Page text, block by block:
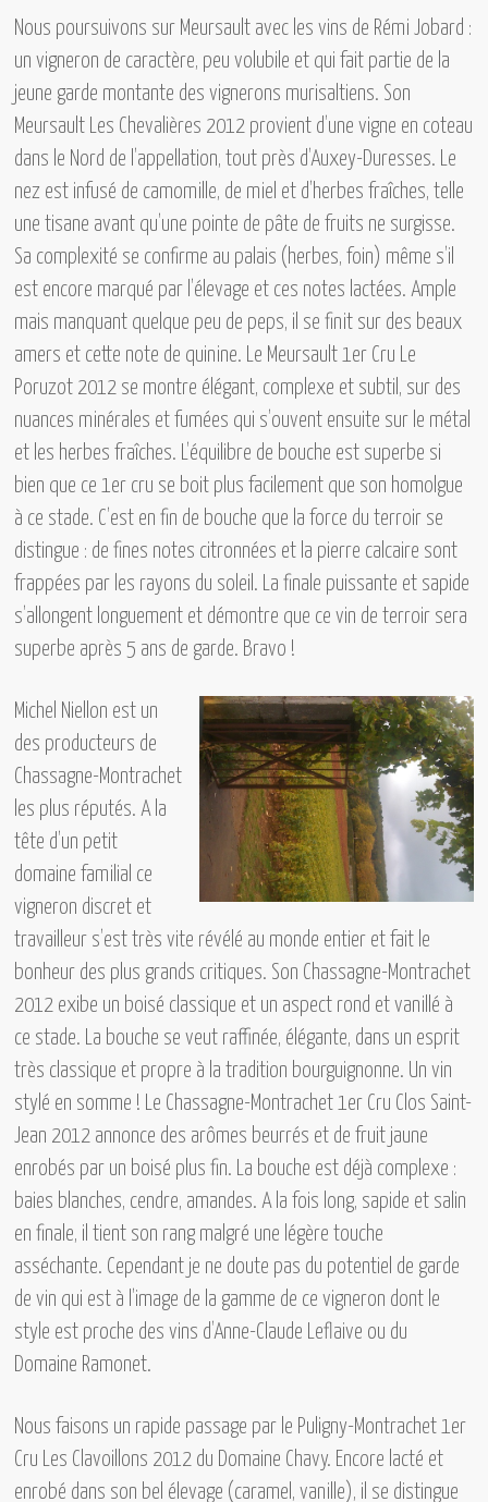
Nous poursuivons sur Meursault avec les vins de Rémi Jobard :
un vigneron de caractère, peu volubile et qui fait partie de la
jeune garde montante des vignerons murisaltiens. Son
Meursault Les Chevalières 2012 provient d’une vigne en coteau
dans le Nord de l’appellation, tout près d’Auxey-Duresses. Le
nez est infusé de camomille, de miel et d’herbes fraîches, telle
une tisane avant qu’une pointe de pâte de fruits ne surgisse.
Sa complexité se confirme au palais (herbes, foin) même s’il
est encore marqué par l’élevage et ces notes lactées. Ample
mais manquant quelque peu de peps, il se finit sur des beaux
amers et cette note de quinine.
Le Meursault 1er Cru Le
Poruzot 2012 se montre élégant, complexe et subtil, sur des
nuances minérales et fumées qui s’ouvent ensuite sur le métal
et les herbes fraîches. L’équilibre de bouche est superbe si
bien que ce 1er cru se boit plus facilement que son homolgue
à ce stade. C’est en fin de bouche que la force du terroir se
distingue : de fines notes citronnées et la pierre calcaire sont
frappées par les rayons du soleil. La finale puissante et sapide
s’allongent longuement et démontre que ce vin de terroir sera
superbe après 5 ans de garde. Bravo !
Michel Niellon est un
des producteurs de
Chassagne-Montrachet
les plus réputés. A la
tête d’un petit
domaine familial ce
vigneron discret et
travailleur s’est très vite révélé au monde entier et fait le
bonheur des plus grands critiques. Son Chassagne-Montrachet
2012 exibe un boisé classique et un aspect rond et vanillé à
ce stade. La bouche se veut raffinée, élégante, dans un esprit
très classique et propre à la tradition bourguignonne. Un vin
stylé en somme !
Le Chassagne-Montrachet 1er Cru Clos Saint-
Jean 2012 annonce des arômes beurrés et de fruit jaune
enrobés par un boisé plus fin. La bouche est déjà complexe :
baies blanches, cendre, amandes. A la fois long, sapide et salin
en finale, il tient son rang malgré une légère touche
asséchante. Cependant je ne doute pas du potentiel de garde
de vin qui est à l’image de la gamme de ce vigneron dont le
style est proche des vins d’Anne-Claude Leflaive ou du
Domaine Ramonet.
Nous faisons un rapide passage par le Puligny-Montrachet 1er
Cru Les Clavoillons 2012 du Domaine Chavy. Encore lacté et
enrobé dans son bel élevage (caramel, vanille), il se distingue